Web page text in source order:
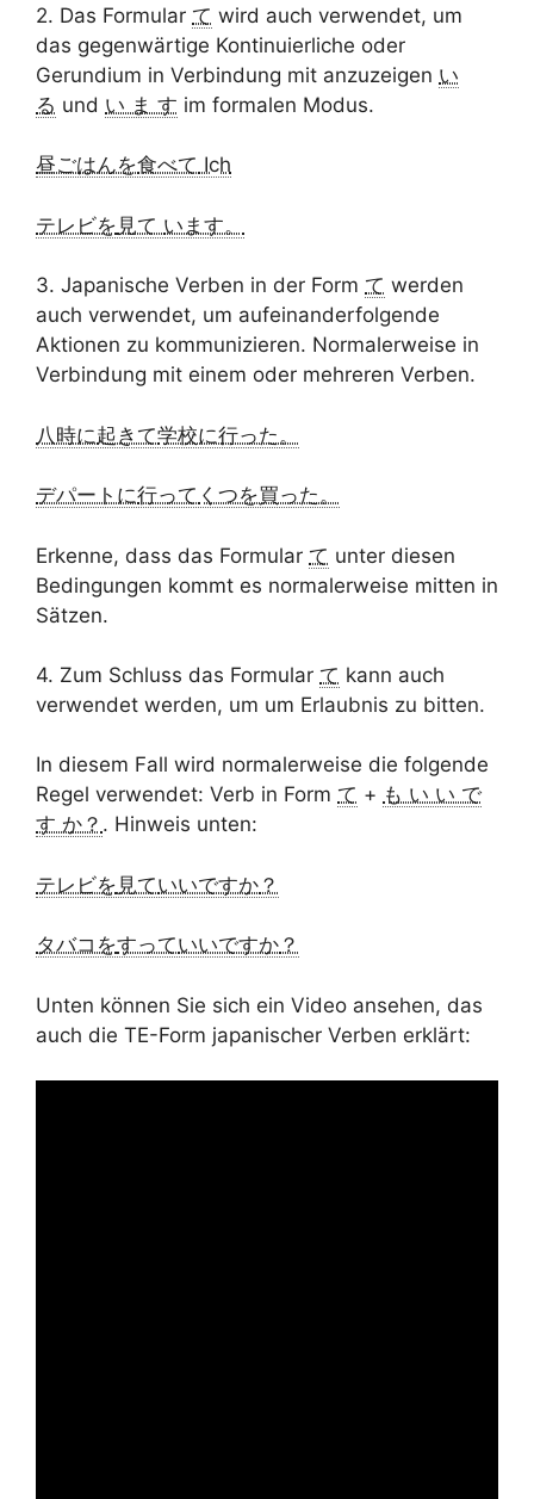
2. Das Formular て wird auch verwendet, um
das gegenwärtige Kontinuierliche oder
Gerundium in Verbindung mit anzuzeigen い
る und い ま す im formalen Modus.
昼ごはんを食べて Ich
テレビを 見て います。
3. Japanische Verben in der Form て werden
auch verwendet, um aufeinanderfolgende
Aktionen zu kommunizieren. Normalerweise in
Verbindung mit einem oder mehreren Verben.
八時に起きて学校に行った。
デパートに行って くつを買った。
Erkenne, dass das Formular て unter diesen
Bedingungen kommt es normalerweise mitten in
Sätzen.
4. Zum Schluss das Formular て kann auch
verwendet werden, um um Erlaubnis zu bitten.
In diesem Fall wird normalerweise die folgende
Regel verwendet: Verb in Form て + も い い で
す か？ . Hinweis unten:
テレビを 見ていいですか ？
タバコをすっていいですか ？
Unten können Sie sich ein Video ansehen, das
auch die TE-Form japanischer Verben erklärt: